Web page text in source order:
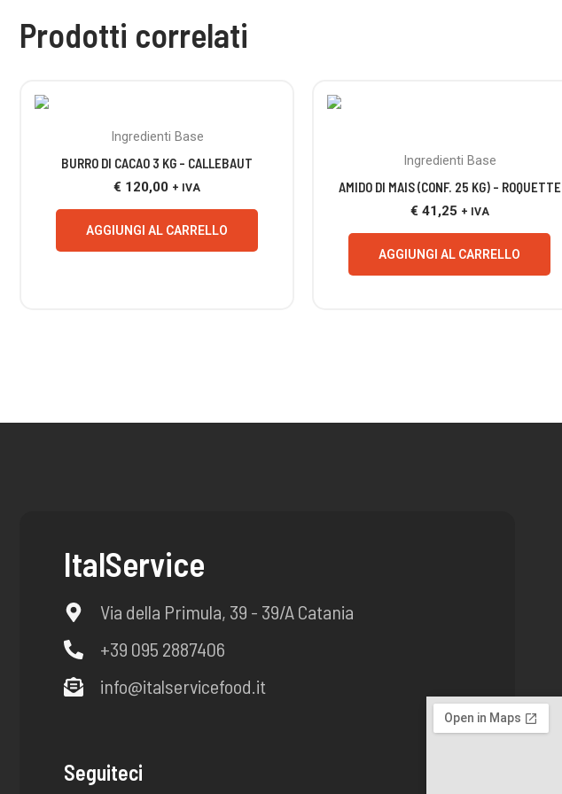
Prodotti correlati
Ingredienti Base
BURRO DI CACAO 3 KG – CALLEBAUT
€ 120,00 + IVA
AGGIUNGI AL CARRELLO
Ingredienti Base
AMIDO DI MAIS (CONF. 25 KG) – ROQUETTE
€ 41,25 + IVA
AGGIUNGI AL CARRELLO
ItalService
Via della Primula, 39 - 39/A Catania
+39 095 2887406
info@italservicefood.it
Seguiteci